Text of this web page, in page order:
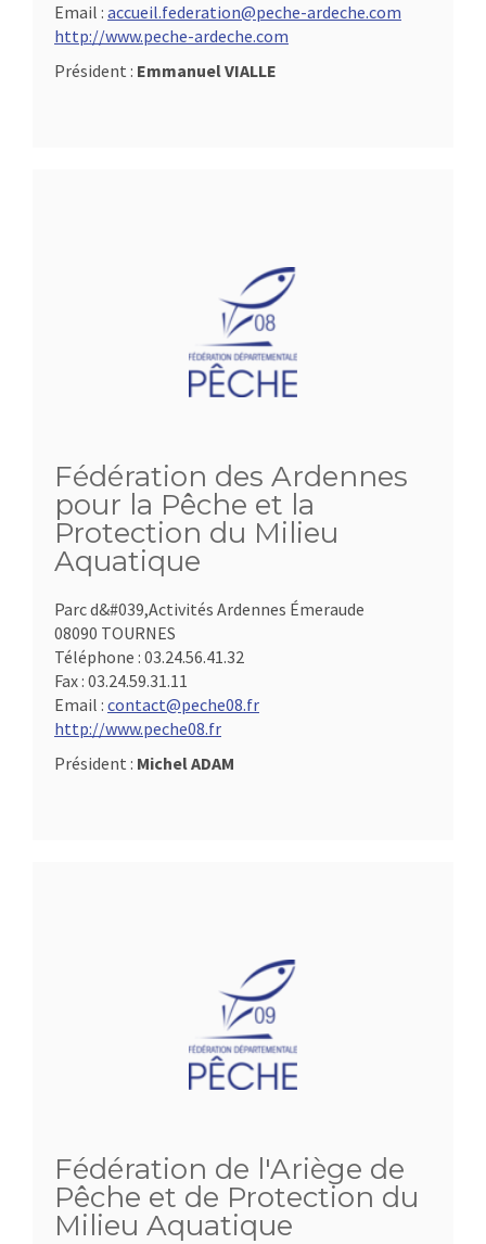
Email : accueil.federation@peche-ardeche.com
http://www.peche-ardeche.com
Président : Emmanuel VIALLE
Fédération des Ardennes
pour la Pêche et la
Protection du Milieu
Aquatique
Parc d&#039,Activités Ardennes Émeraude
08090 TOURNES
Téléphone : 03.24.56.41.32
Fax : 03.24.59.31.11
Email : contact@peche08.fr
http://www.peche08.fr
Président : Michel ADAM
Fédération de l'Ariège de
Pêche et de Protection du
Milieu Aquatique